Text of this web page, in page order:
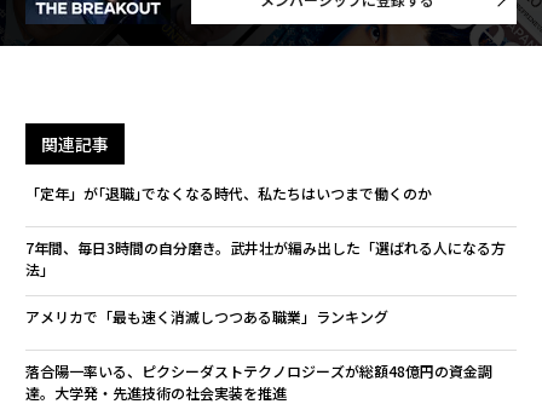
関連記事
「定年」が｢退職｣でなくなる時代、私たちはいつまで働くのか
7年間、毎日3時間の自分磨き。武井壮が編み出した「選ばれる人になる方
法」
アメリカで「最も速く消滅しつつある職業」ランキング
落合陽一率いる、ピクシーダストテクノロジーズが総額48億円の資金調
達。大学発・先進技術の社会実装を推進